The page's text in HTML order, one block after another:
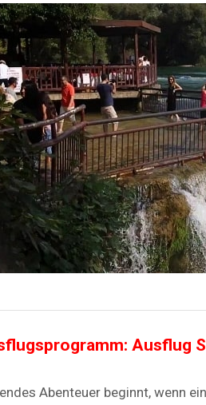
Ausflug
Abenteuer beginnt, wenn